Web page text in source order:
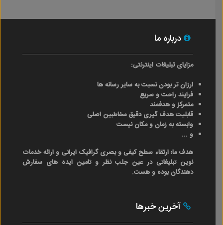
درباره ما
مزایای تبلیغات اینترنتی:
ارزان تر بودن نسبت به سایر رسانه ها
فرایند راحت و سریع
متمرکز و هدفمند
قابلیت هدف گیری دقیق مخاطبین اصلی
وابسته به زمان و مکان نیست
و ...
هدف ما؛ ارتقاء سطح کیفی و بصری گرافیک ایرانی و ارائه خدمات
نوین تبلیغاتی در عین جلب نظر و تامین ایده های سفارش
دهندگان بوده و هست.
آخرین خبرها